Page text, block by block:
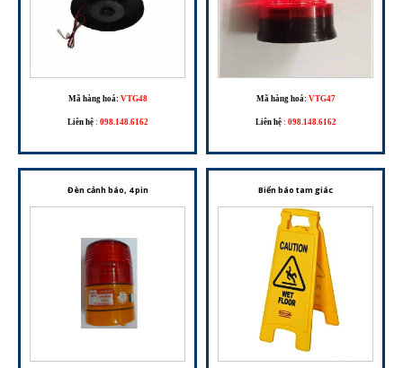
Mã hàng hoá: VTG48
Liên hệ : 098.148.6162
Mã hàng hoá: VTG47
Liên hệ : 098.148.6162
Đèn cảnh báo, 4 pin Biển báo tam giác